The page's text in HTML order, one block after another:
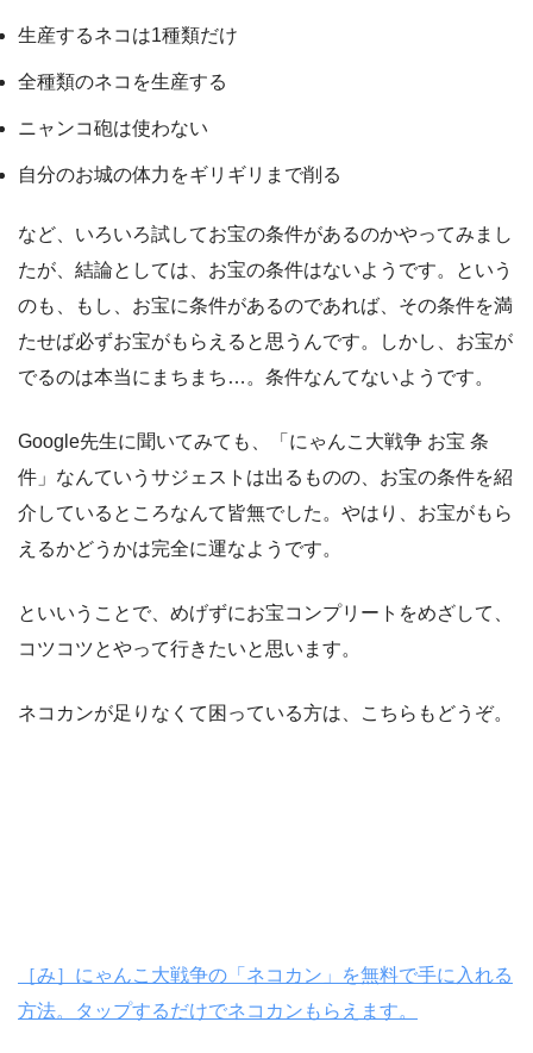
生産するネコは1種類だけ
全種類のネコを生産する
ニャンコ砲は使わない
自分のお城の体力をギリギリまで削る
など、いろいろ試してお宝の条件があるのかやってみまし
たが、結論としては、お宝の条件はないようです。という
のも、もし、お宝に条件があるのであれば、その条件を満
たせば必ずお宝がもらえると思うんです。しかし、お宝が
でるのは本当にまちまち…。条件なんてないようです。
Google先生に聞いてみても、「にゃんこ大戦争 お宝 条
件」なんていうサジェストは出るものの、お宝の条件を紹
介しているところなんて皆無でした。やはり、お宝がもら
えるかどうかは完全に運なようです。
といいうことで、めげずにお宝コンプリートをめざして、
コツコツとやって行きたいと思います。
ネコカンが足りなくて困っている方は、こちらもどうぞ。
［み］にゃんこ大戦争の「ネコカン」を無料で手に入れる
方法。タップするだけでネコカンもらえます。